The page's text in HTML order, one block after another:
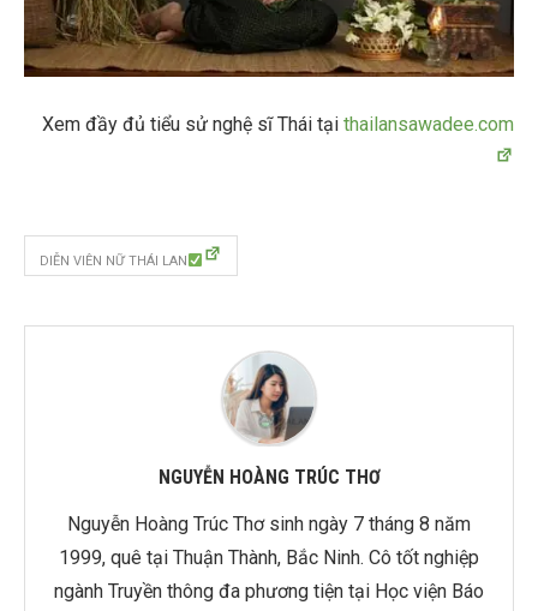
Xem đầy đủ tiểu sử nghệ sĩ Thái tại thailansawadee.com
DIỄN VIÊN NỮ THÁI LAN
NGUYỄN HOÀNG TRÚC THƠ
Nguyễn Hoàng Trúc Thơ sinh ngày 7 tháng 8 năm
1999, quê tại Thuận Thành, Bắc Ninh. Cô tốt nghiệp
ngành Truyền thông đa phương tiện tại Học viện Báo